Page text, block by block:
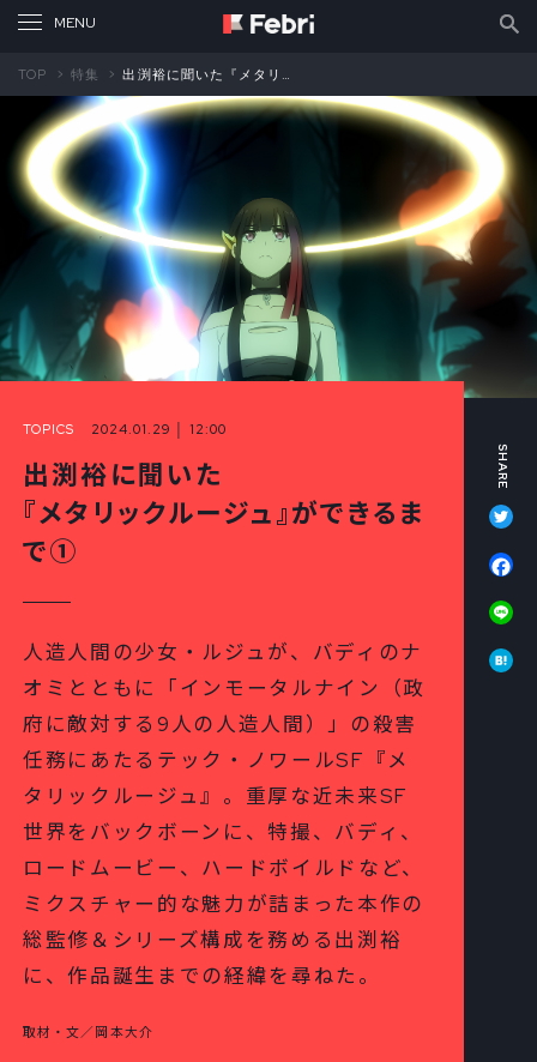
TOP 特集 出渕裕に聞いた『メタリックルージュ』ができるまで①
TOPICS 2024.01.29 │ 12:00
出渕裕に聞いた
『メタリックルージュ』ができるま
で①
人造人間の少女・ルジュが、バディのナ
オミとともに「インモータルナイン（政
府に敵対する9人の人造人間）」の殺害
任務にあたるテック・ノワールSF『メ
タリックルージュ』。重厚な近未来SF
世界をバックボーンに、特撮、バディ、
ロードムービー、ハードボイルドなど、
ミクスチャー的な魅力が詰まった本作の
総監修＆シリーズ構成を務める出渕裕
に、作品誕生までの経緯を尋ねた。
取材・文／岡本大介